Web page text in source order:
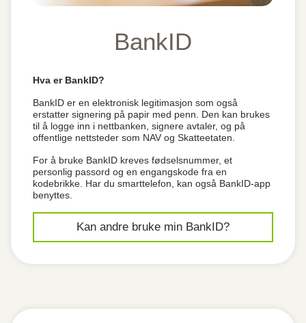
BankID
Hva er BankID?
BankID er en elektronisk legitimasjon som også
erstatter signering på papir med penn. Den kan brukes
til å logge inn i nettbanken, signere avtaler, og på
offentlige nettsteder som NAV og Skatteetaten.
For å bruke BankID kreves fødselsnummer, et
personlig passord og en engangskode fra en
kodebrikke. Har du smarttelefon, kan også BankID-app
benyttes.
Kan andre bruke min BankID?